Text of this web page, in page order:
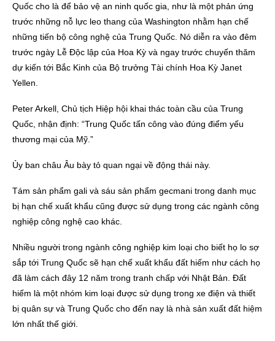
Quốc cho là để bảo vệ an ninh quốc gia, như là một phản ứng
trước những nỗ lực leo thang của Washington nhằm hạn chế
những tiến bộ công nghệ của Trung Quốc. Nó diễn ra vào đêm
trước ngày Lễ Độc lập của Hoa Kỳ và ngay trước chuyến thăm
dự kiến tới Bắc Kinh của Bộ trưởng Tài chính Hoa Kỳ Janet
Yellen.
Peter Arkell, Chủ tịch Hiệp hội khai thác toàn cầu của Trung
Quốc, nhận định: “Trung Quốc tấn công vào đúng điểm yếu
thương mại của Mỹ.”
Ủy ban châu Âu bày tỏ quan ngại về động thái này.
Tám sản phẩm gali và sáu sản phẩm gecmani trong danh mục
bị hạn chế xuất khẩu cũng được sử dụng trong các ngành công
nghiệp công nghệ cao khác.
Nhiều người trong ngành công nghiệp kim loại cho biết họ lo sợ
sắp tới Trung Quốc sẽ hạn chế xuất khẩu đất hiếm như cách họ
đã làm cách đây 12 năm trong tranh chấp với Nhật Bản. Đất
hiếm là một nhóm kim loại được sử dụng trong xe điện và thiết
bị quân sự và Trung Quốc cho đến nay là nhà sản xuất đất hiệm
lớn nhất thế giới.